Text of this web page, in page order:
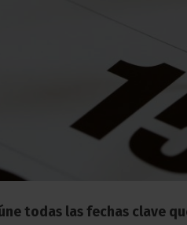
todas las fechas clave